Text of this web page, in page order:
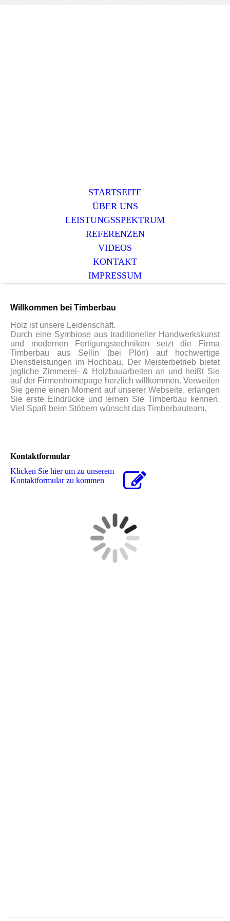
STARTSEITE
ÜBER UNS
LEISTUNGSSPEKTRUM
REFERENZEN
VIDEOS
KONTAKT
IMPRESSUM
Willkommen bei Timberbau
Holz ist unsere Leidenschaft.
Durch eine Symbiose aus traditioneller Handwerkskunst
und modernen Fertigungstechniken setzt die Firma
Timberbau aus Sellin (bei Plön) auf hochwertige
Dienstleistungen im Hochbau. Der Meisterbetrieb bietet
jegliche Zimmerei- & Holzbauarbeiten an und heißt Sie
auf der Firmenhomepage herzlich willkommen. Verweilen
Sie gerne einen Moment auf unserer Webseite, erlangen
Sie erste Eindrücke und lernen Sie Timberbau kennen.
Viel Spaß beim Stöbern wünscht das Timberbauteam.
Kontaktformular
Klicken Sie hier um zu unserem
Kon­takt­for­mu­lar zu kommen